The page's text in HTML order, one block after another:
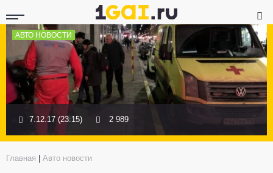
АВТО НОВОСТИ
7.12.17 (23:15) 2 989
Главная Авто новости